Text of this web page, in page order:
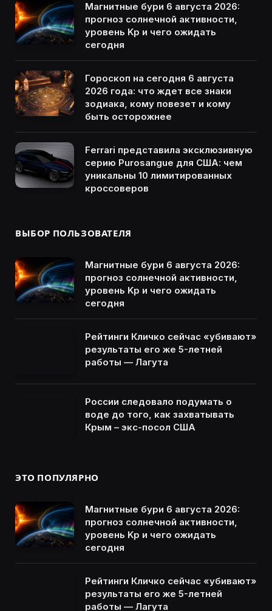
Магнитные бури 6 августа 2026:
прогноз солнечной активности,
уровень Kp и чего ожидать
сегодня
Гороскоп на сегодня 6 августа
2026 года: что ждет все знаки
зодиака, кому повезет и кому
быть осторожнее
Ferrari представила эксклюзивную
серию Purosangue для США: чем
уникальны 10 лимитированных
кроссоверов
ВЫБОР ПОЛЬЗОВАТЕЛЯ
Магнитные бури 6 августа 2026:
прогноз солнечной активности,
уровень Kp и чего ожидать
сегодня
Рейтинги Кличко сейчас «убивают»
результаты его же 5-летней
работы — Лагута
России следовало подумать о
воде до того, как захватывать
Крым – экс-посол США
ЭТО ПОПУЛЯРНО
Магнитные бури 6 августа 2026:
прогноз солнечной активности,
уровень Kp и чего ожидать
сегодня
Рейтинги Кличко сейчас «убивают»
результаты его же 5-летней
работы — Лагута